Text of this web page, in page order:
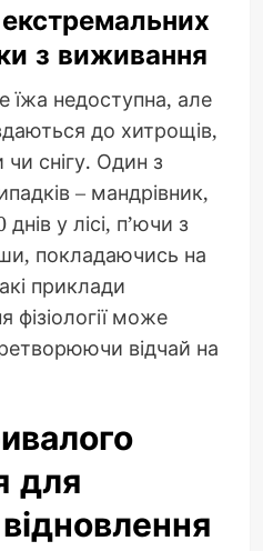
з виживання
їжа недоступна, але
до хитрощів,
снігу. Один з
– мандрівник,
у лісі, п’ючи з
покладаючись на
приклади
може
відчай на
для